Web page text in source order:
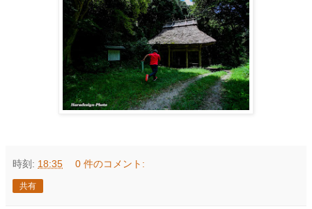
時刻: 18:35 0 件のコメント:
共有